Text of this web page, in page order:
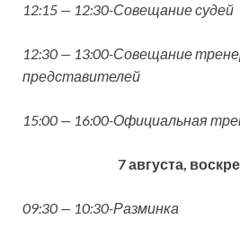
12:15 — 12:30-Совещание судей
12:30 — 13:00-Совещание
представителей
15:00 — 16:00-Официальная
7 августа,
09:30 — 10:30-Разминка